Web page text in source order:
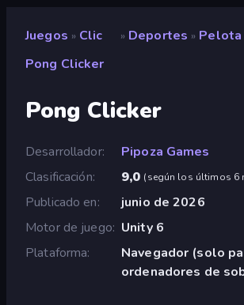
Juegos » Clic » Deportes » Pelota
Pong Clicker
Pong Clicker
Desarrollador
Pipoza Games
Clasificación
9,0 (según los últimos 6
Publicado en
junio de 2026
Motor de juego Unity 6
Plataforma
Navegador (solo
ordenadores de